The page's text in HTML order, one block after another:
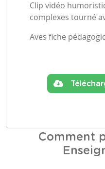
Clip vidéo
complexes tourné
Aves fiche
Comment